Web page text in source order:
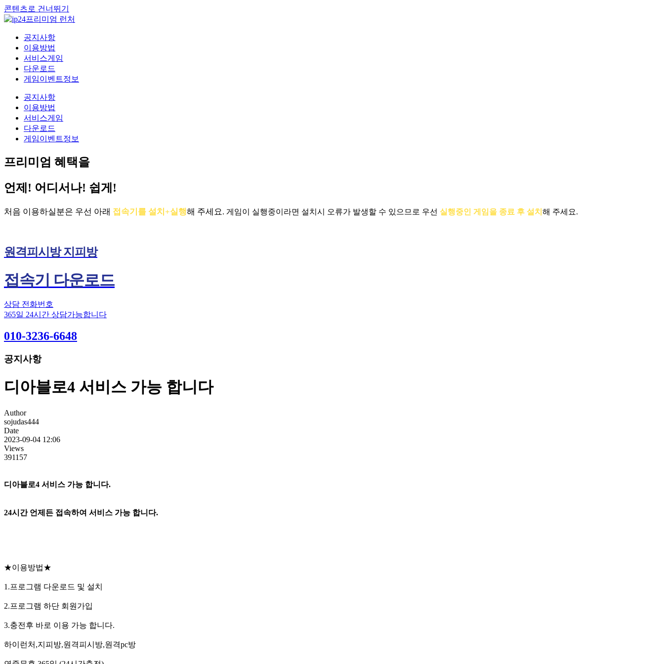
콘텐츠로 건너뛰기
공지사항
이용방법
서비스게임
다운로드
게임이벤트정보
공지사항
이용방법
서비스게임
다운로드
게임이벤트정보
프리미엄 혜택을
언제! 어디서나! 쉽게!
처음 이용하실분은 우선 아래 접속기를 설치+실행해 주세요. 게임이 실행중이라면 설치시 오류가 발생할 수 있으므로 우선 실행중인 게임을 종료 후 설치 해 주세요.
원격피시방 지피방
접속기 다운로드
상담 전화번호
365일 24시간 상담가능합니다
010-3236-6648
공지사항
디아블로4 서비스 가능 합니다
Author
sojudas444
Date
2023-09-04 12:06
Views
391157
디아블로4 서비스 가능 합니다.
24시간 언제든 접속하여 서비스 가능 합니다.
★이용방법★
1.프로그램 다운로드 및 설치
2.프로그램 하단 회원가입
3.충전후 바로 이용 가능 합니다.
하이런처,지피방,원격피시방,원격pc방